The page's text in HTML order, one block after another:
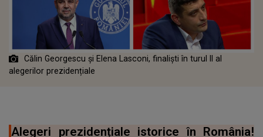
Călin Georgescu și Elena Lasconi, finaliști în turul II al
alegerilor prezidențiale
Alegeri prezidențiale istorice în România!